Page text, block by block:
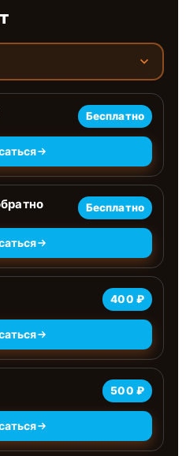
Бесплатно
Бесплатно
400 ₽
500 ₽